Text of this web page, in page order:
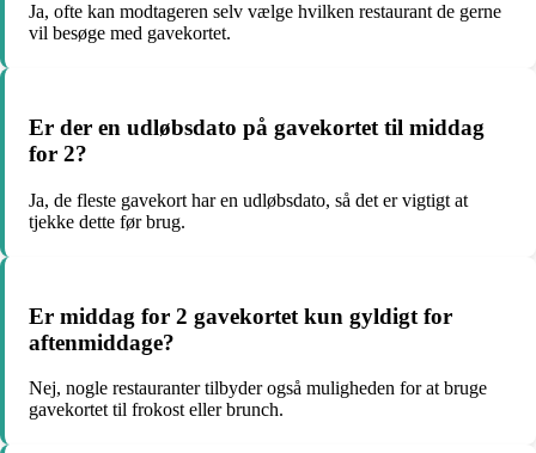
Ja, ofte kan modtageren selv vælge hvilken restaurant de gerne
vil besøge med gavekortet.
Er der en udløbsdato på gavekortet til middag
for 2?
Ja, de fleste gavekort har en udløbsdato, så det er vigtigt at
tjekke dette før brug.
Er middag for 2 gavekortet kun gyldigt for
aftenmiddage?
Nej, nogle restauranter tilbyder også muligheden for at bruge
gavekortet til frokost eller brunch.